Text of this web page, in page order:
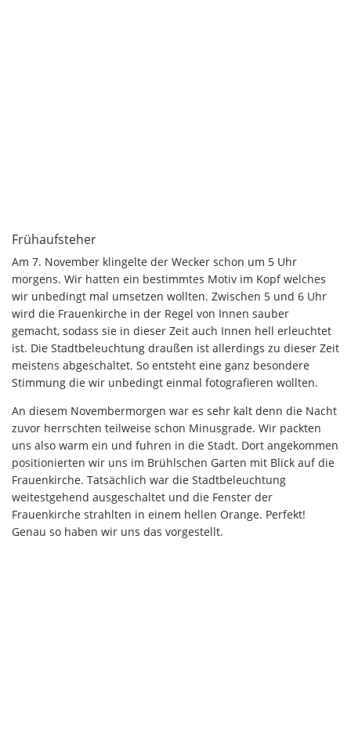
Frühaufsteher
Am 7. November klingelte der Wecker schon um 5 Uhr
morgens. Wir hatten ein bestimmtes Motiv im Kopf welches
wir unbedingt mal umsetzen wollten. Zwischen 5 und 6 Uhr
wird die Frauenkirche in der Regel von Innen sauber
gemacht, sodass sie in dieser Zeit auch Innen hell erleuchtet
ist. Die Stadtbeleuchtung draußen ist allerdings zu dieser Zeit
meistens abgeschaltet. So entsteht eine ganz besondere
Stimmung die wir unbedingt einmal fotografieren wollten.
An diesem Novembermorgen war es sehr kalt denn die Nacht
zuvor herrschten teilweise schon Minusgrade. Wir packten
uns also warm ein und fuhren in die Stadt. Dort angekommen
positionierten wir uns im Brühlschen Garten mit Blick auf die
Frauenkirche. Tatsächlich war die Stadtbeleuchtung
weitestgehend ausgeschaltet und die Fenster der
Frauenkirche strahlten in einem hellen Orange. Perfekt!
Genau so haben wir uns das vorgestellt.